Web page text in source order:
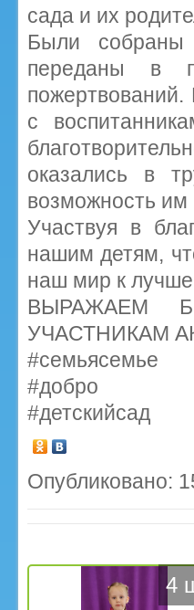
сада и их
Были собраны
переданы в
пожертвований.
с
оказались в
возможность им
Участвуя в
нашим детям,
наш мир к
ВЫРАЖАЕМ
УЧАСТНИКАМ
#семьясемье
#добро
#детскийсад
Опубликовано:
4